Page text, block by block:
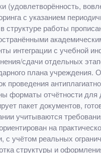
(удовлетворённость,
с указанием
структуре работы
интеграции с учебной
сдачи отдельных
плана учреждения.
проведения
форматы отчётности для
пакет документов,
учитываются
на
с учётом реальных
структуры и